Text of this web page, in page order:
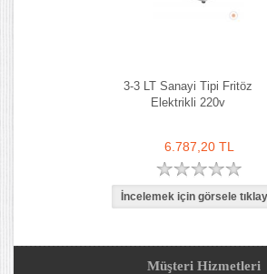
3-3 LT Sanayi Tipi Fritöz
Elektrikli 220v
6.787,20 TL
Müşteri Hizmetleri